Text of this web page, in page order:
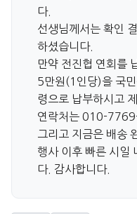
다.
선생님께서는 확인
하셨습니다.
만약 전진협 연회를
5만원(1인당)을 국
령으로 납부하시고
연락처는 010-
그리고 지금은 배송
행사 이후 빠른 시일
다. 감사합니다.